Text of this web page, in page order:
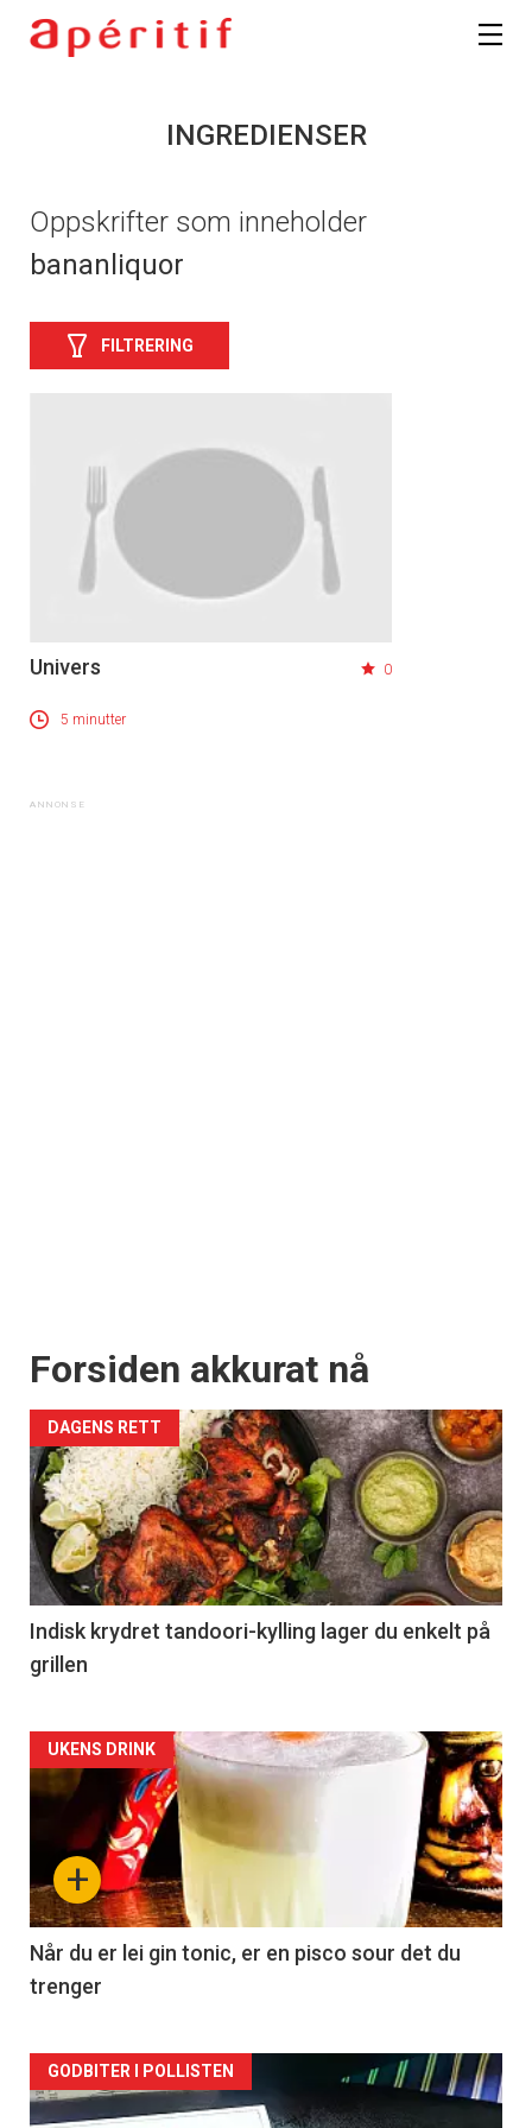
INGREDIENSER
Oppskrifter som inneholder
bananliquor
FILTRERING
Univers 0
5 minutter
Forsiden akkurat nå
DAGENS RETT
Indisk krydret tandoori-kylling lager du enkelt på
grillen
Forsiden
akkurat
nå
-
2
+
UKENS DRINK
Når du er lei gin tonic, er en pisco sour det du
trenger
Forsiden
GODBITER I POLLISTEN